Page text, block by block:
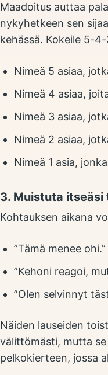
Maadoitus auttaa
nykyhetkeen sen
kehässä. Kokeile 5-
Nimeä 5 asiaa,
Nimeä 4 asiaa,
Nimeä 3 asiaa,
Nimeä 2 asiaa,
Nimeä 1 asia, jonka
3. Muistuta itseäsi
Kohtauksen aikana
”Tämä menee ohi.”
”Kehoni reagoi,
”Olen selvinnyt
Näiden lauseiden
välittömästi, mutta
pelkokierteen, jossa